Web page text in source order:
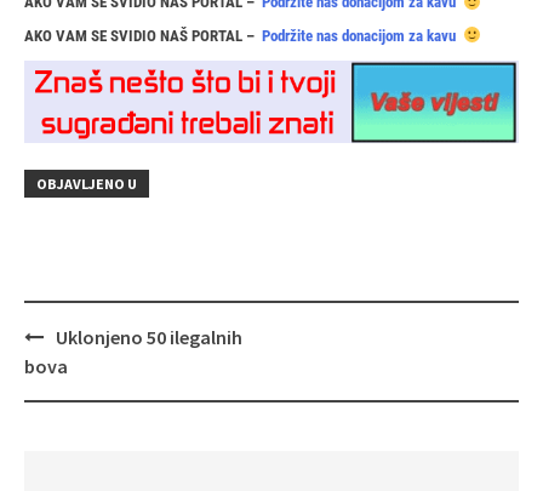
AKO VAM SE SVIDIO NAŠ PORTAL – Podržite nas donacijom za kavu
OBJAVLJENO U
Navigacija
objava
Uklonjeno 50 ilegalnih
bova